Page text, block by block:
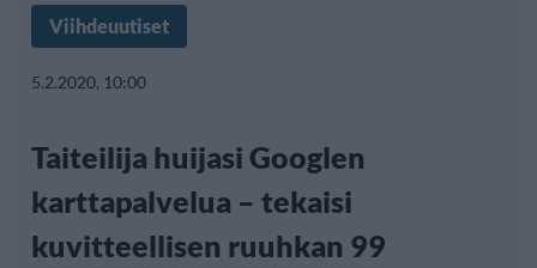
Viihdeuutiset
5.2.2020, 10:00
Taiteilija huijasi Googlen
karttapalvelua – tekaisi
kuvitteellisen ruuhkan 99